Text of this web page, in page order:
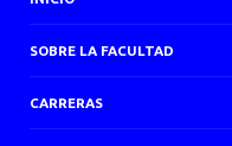
SOBRE LA FACULTAD
CARRERAS